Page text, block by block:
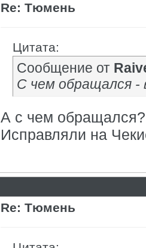
Re: Тюмень
Цитата:
Сообщение от
С чем обращался -
А с чем
Исправляли на
Re: Тюмень